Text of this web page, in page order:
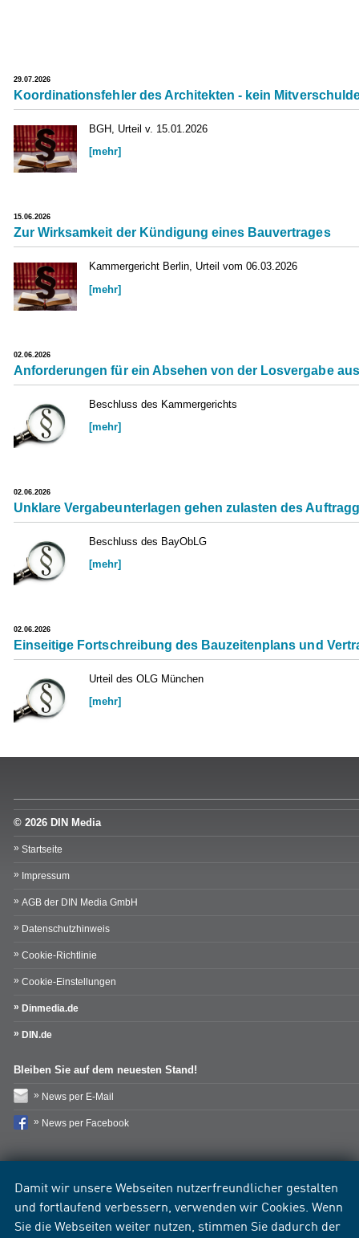
Damit wir unsere Webseiten nutzerfreundlicher gestalten
und fortlaufend verbessern, verwenden wir Cookies. Wenn
Sie die Webseiten weiter nutzen, stimmen Sie dadurch der
29.07.2026
Koordinationsfehler des Architekten - kein
BGH, Urteil v. 15.01.2026
[mehr]
15.06.2026
Zur Wirksamkeit der Kündigung eines Bauvertrages
Kammergericht Berlin, Urteil vom 06.03.2026
[mehr]
02.06.2026
Anforderungen für ein Absehen von der Losvergabe
Beschluss des Kammergerichts
[mehr]
02.06.2026
Unklare Vergabeunterlagen gehen zulasten des
Beschluss des BayObLG
[mehr]
02.06.2026
Einseitige Fortschreibung des Bauzeitenplans und
Urteil des OLG München
[mehr]
© 2026 DIN Media
Startseite
Impressum
AGB der DIN Media GmbH
Datenschutzhinweis
Cookie-Richtlinie
Cookie-Einstellungen
Dinmedia.de
DIN.de
Bleiben Sie auf dem neuesten Stand!
News per E-Mail
News per Facebook